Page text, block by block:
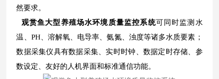
然要求。
观赏鱼大型养殖场水环境质量监控系统可同时监测水
温、PH、溶解氧、电导率、氨氮、浊度等诸多水质要素；
数据采集仪具有数据采集、实时时钟、数据定时存储、参
数设定、友好的人机界面和标准通信功能。